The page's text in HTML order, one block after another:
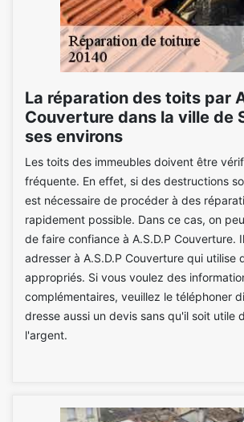
La réparation des toits par
Couverture dans la ville de
ses environs
Les toits des immeubles doivent être
fréquente. En effet, si des destructions
est nécessaire de procéder à des
rapidement possible. Dans ce cas, on
de faire confiance à A.S.D.P Couverture.
adresser à A.S.D.P Couverture qui utilise
appropriés. Si vous voulez des
complémentaires, veuillez le téléphoner
dresse aussi un devis sans qu'il soit utile
l'argent.